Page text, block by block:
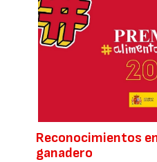
Reconocimientos
ganadero